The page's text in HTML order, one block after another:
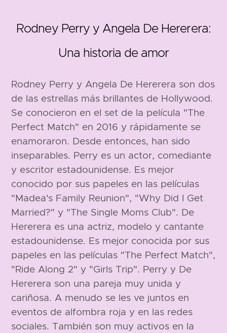
Rodney Perry y Angela De Hererera:
Una historia de amor
Rodney Perry y Angela De Hererera son dos
de las estrellas más brillantes de Hollywood.
Se conocieron en el set de la película "The
Perfect Match" en 2016 y rápidamente se
enamoraron. Desde entonces, han sido
inseparables. Perry es un actor, comediante
y escritor estadounidense. Es mejor
conocido por sus papeles en las películas
"Madea's Family Reunion", "Why Did I Get
Married?" y "The Single Moms Club". De
Hererera es una actriz, modelo y cantante
estadounidense. Es mejor conocida por sus
papeles en las películas "The Perfect Match",
"Ride Along 2" y "Girls Trip". Perry y De
Hererera son una pareja muy unida y
cariñosa. A menudo se les ve juntos en
eventos de alfombra roja y en las redes
sociales. También son muy activos en la